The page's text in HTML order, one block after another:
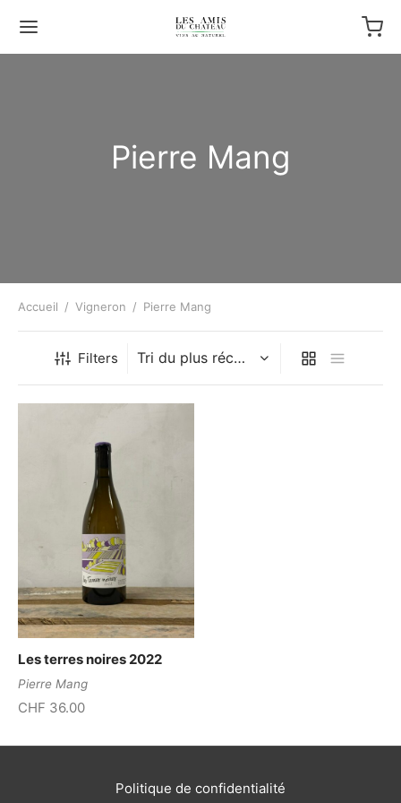
Pierre Mang
Accueil / Vigneron / Pierre Mang
Filters
Les terres noires 2022
Pierre Mang
CHF 36.00
Politique de confidentialité